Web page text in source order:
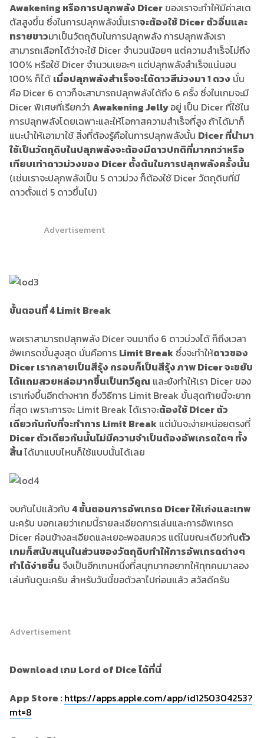
Awakening หรือการปลุกพลัง Dicer ของเราจะทำให้มีค่าสเต
ตัสสูงขึ้น ซึ่งในการปลุกพลังนั้นเราจะต้องใช้ Dicer ตัวอื่นและ
ทรายขาวมาเป็นวัตถุดิบในการปลุกพลัง การปลุกพลังเรา
สามารถเลือกได้ว่าจะใช้ Dicer จำนวนน้อยๆ แต่ความสำเร็จไม่ถึง
100% หรือใช้ Dicer จำนวนเยอะๆ แต่ปลุกพลังสำเร็จแน่นอน
100% ก็ได้ เมื่อปลุกพลังสำเร็จจะได้ดาวสีม่วงมา 1 ดวง นั่น
คือ Dicer 6 ดาวก็จะสามารถปลุกพลังได้ถึง 6 ครั้ง ซึ่งในเกมจะมี
Dicer พิเศษที่เรียกว่า Awakening Jellyอยู่ เป็น Dicer ที่ใช้ใน
การปลุกพลังโดยเฉพาะและให้โอกาสความสำเร็จที่สูง ถ้าได้มาก็
แนะนำให้เอามาใช้ สิ่งที่ต้องรู้คือในการปลุกพลังนั้น Dicer ที่นำมา
ใช้เป็นวัตถุดิบในปลุกพลังจะต้องมีดาวปกติที่มากกว่าหรือ
เทียบเท่าดาวม่วงของ Dicer ตั้งต้นในการปลุกพลังครั้งนั้น
(เช่นเราจะปลุกพลังเป็น 5 ดาวม่วง ก็ต้องใช้ Dicer วัตถุดิบที่มี
ดาวตั้งแต่ 5 ดาวขึ้นไป)
Advertisement
ขั้นตอนที่ 4 Limit Break
พอเราสามารถปลุกพลัง Dicer จนมาถึง 6 ดาวม่วงได้ ก็ถึงเวลา
อัพเกรดขั้นสูงสุด นั่นคือการ Limit Break ซึ่งจะทำให้ดาวของ
Dicer เรากลายเป็นสีรุ้ง กรอบก็เป็นสีรุ้ง ภาพ Dicer จะขยับ
ได้แถมสวยหล่อมากขึ้นเป็นทวีคูณ และยังทำให้เรา Dicer ของ
เราเก่งขึ้นอีกต่างหาก ซึ่งวิธีการ Limit Break ขั้นสุดท้ายนี้จะยาก
ที่สุด เพราะการจะ Limit Break ได้เราจะต้องใช้ Dicer ตัว
เดียวกันกับที่จะทำการ Limit Break แต่มันจะง่ายหน่อยตรงที่
Dicer ตัวเดียวกันนั้นไม่มีความจำเป็นต้องอัพเกรดใดๆ ทั้ง
สิ้นได้มาแบบไหนก็ใช้แบบนั้นได้เลย
จบกันไปแล้วกับ 4 ขั้นตอนการอัพเกรด Dicer ให้เก่งและเทพ
นะครับ บอกเลยว่าเกมนี้รายละเอียดการเล่นและการอัพเกรด
Dicer ค่อนข้างละเอียดและเยอะพอสมควร แต่ในขณะเดียวกันตัว
เกมก็สนับสนุนในส่วนของวัตถุดิบทำให้การอัพเกรดต่างๆ
ทำได้ง่ายขึ้น จึงเป็นอีกเกมหนึ่งที่สนุกมากอยากให้ทุกคนมาลอง
เล่นกันดูนะครับ สำหรับวันนี้ขอตัวลาไปก่อนแล้ว สวัสดีครับ
Advertisement
Download เกม Lord of Dice ได้ที่นี่
App Store :https://apps.apple.com/app/id1250304253?
mt=8